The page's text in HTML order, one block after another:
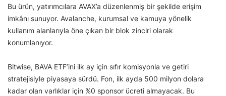
Bu ürün, yatırımcılara AVAX’a düzenlenmiş bir şekilde erişim
imkânı sunuyor. Avalanche, kurumsal ve kamuya yönelik
kullanım alanlarıyla öne çıkan bir blok zinciri olarak
konumlanıyor.
Bitwise, BAVA ETF’ini ilk ay için sıfır komisyonla ve getiri
stratejisiyle piyasaya sürdü. Fon, ilk ayda 500 milyon dolara
kadar olan varlıklar için %0 sponsor ücreti almayacak. Bu